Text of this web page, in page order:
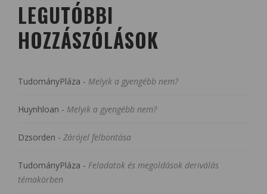
LEGUTÓBBI
HOZZÁSZÓLÁSOK
TudományPláza - Melyik a gyengébb nem?
Huynhloan - Melyik a gyengébb nem?
Dzsorden - Zárójel felbontása
TudományPláza - Feladatok és megoldások deriválás
témakörben